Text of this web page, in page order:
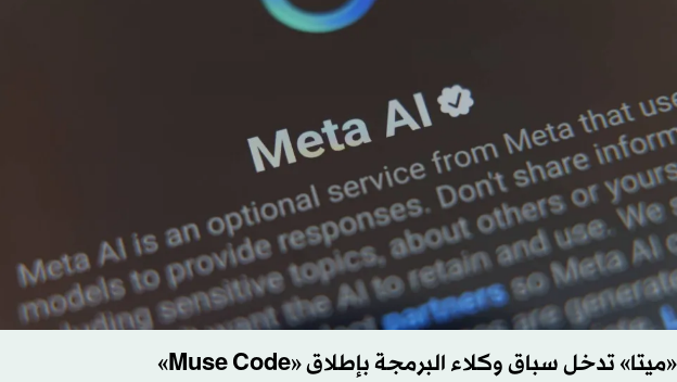
«ميتا» تدخل سباق وكلاء البرمجة بإطلاق «Muse Code»